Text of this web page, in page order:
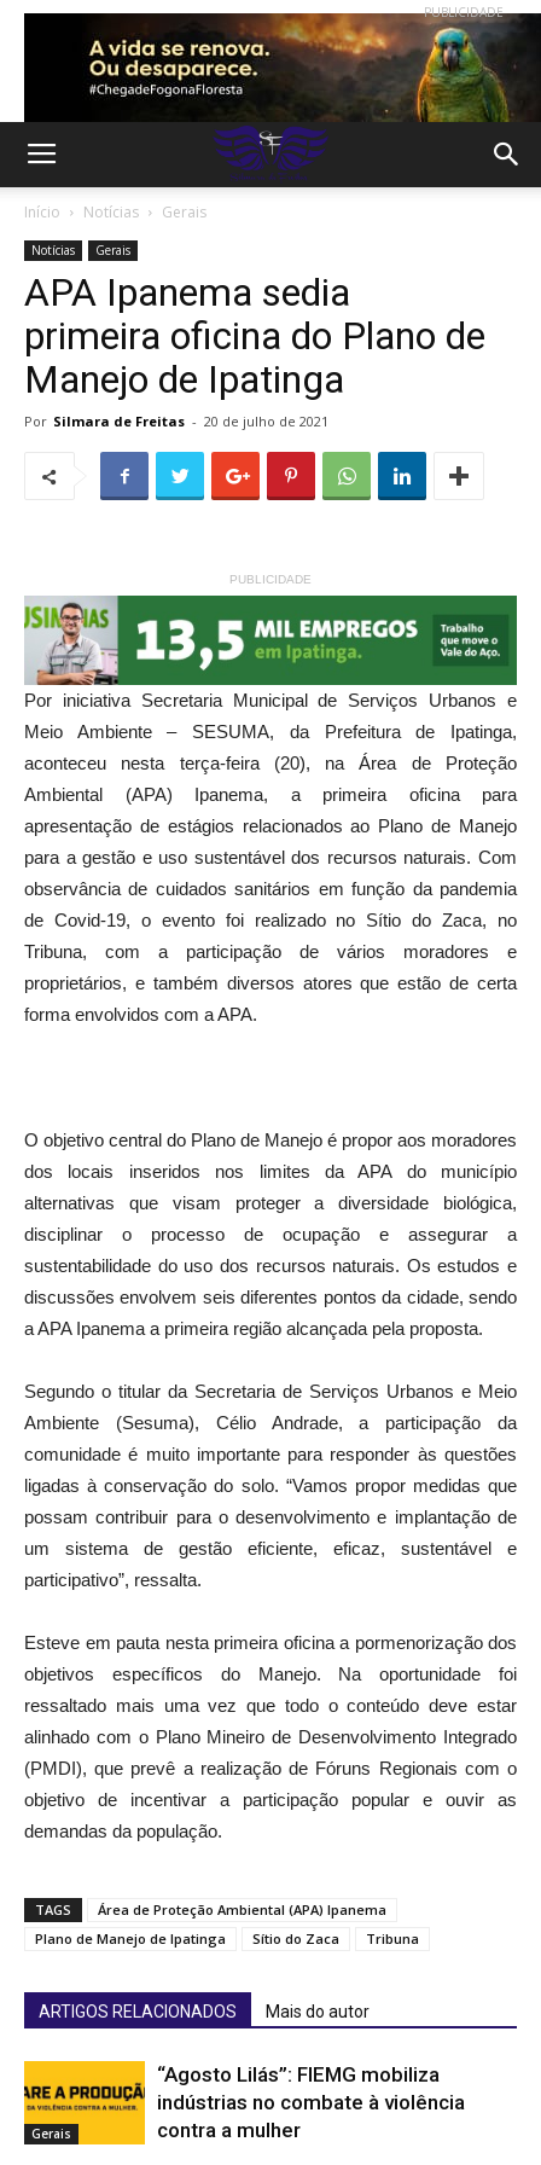
PUBLICIDADE
Início Notícias Gerais
Notícias Gerais
APA Ipanema sedia
primeira oficina do Plano de
Manejo de Ipatinga
Por Silmara de Freitas - 20 de julho de 2021
PUBLICIDADE
Por iniciativa Secretaria Municipal de Serviços Urbanos e
Meio Ambiente – SESUMA, da Prefeitura de Ipatinga,
aconteceu nesta terça-feira (20), na Área de Proteção
Ambiental (APA) Ipanema, a primeira oficina para
apresentação de estágios relacionados ao Plano de Manejo
para a gestão e uso sustentável dos recursos naturais . Com
observância de cuidados sanitários em função da pandemia
de Covid-19, o evento foi realizado no Sítio do Zaca, no
Tribuna, com a participação de vários moradores e
proprietários, e também diversos atores que estão de certa
forma envolvidos com a APA.
O objetivo central do Plano de Manejo é propor aos moradores
dos locais inseridos nos limites da APA do município
alternativas que visam proteger a diversidade biológica,
disciplinar o processo de ocupação e assegurar a
sustentabilidade do uso dos recursos naturais. Os estudos e
discussões envolvem seis diferentes pontos da cidade, sendo
a APA Ipanema a primeira região alcançada pela proposta.
Segundo o titular da Secretaria de Serviços Urbanos e Meio
Ambiente (Sesuma), Célio Andrade, a participação da
comunidade é muito importante para responder às questões
ligadas à conservação do solo. “Vamos propor medidas que
possam contribuir para o desenvolvimento e implantação de
um sistema de gestão eficiente, eficaz, sustentável e
participativo”, ressalta.
Esteve em pauta nesta primeira oficina a pormenorização dos
objetivos específicos do Manejo. Na oportunidade foi
ressaltado mais uma vez que todo o conteúdo deve estar
alinhado com o Plano Mineiro de Desenvolvimento Integrado
(PMDI), que prevê a realização de Fóruns Regionais com o
objetivo de incentivar a participação popular e ouvir as
demandas da população.
TAGS
Área de Proteção Ambiental (APA) Ipanema
Plano de Manejo de Ipatinga
Sítio do Zaca Tribuna
ARTIGOS RELACIONADOS Mais do autor
Gerais
“Agosto Lilás”: FIEMG mobiliza
indústrias no combate à violência
contra a mulher